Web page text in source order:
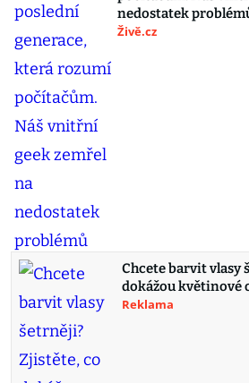
nedostatek
Živě.cz
Chcete barvit vlasy
dokážou květinové
Reklama